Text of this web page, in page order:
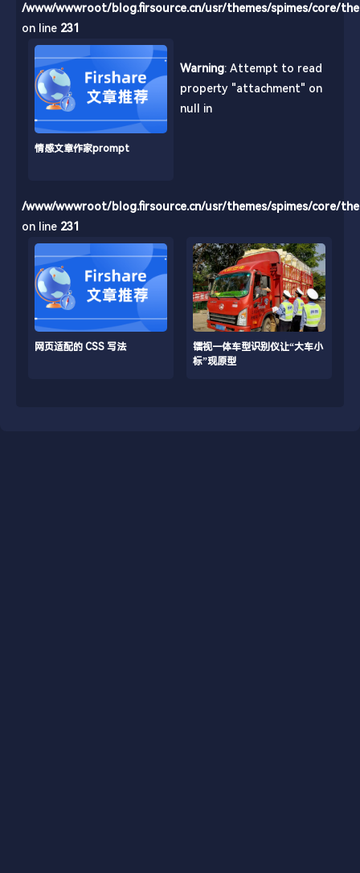
/www/wwwroot/blog.firsource.cn/usr/themes/spimes/core/
on line 231
情感文章作家prompt
Warning: Attempt to read
property "attachment" on
null in
/www/wwwroot/blog.firsource.cn/usr/themes/spimes/core/
on line 231
网页适配的 CSS 写法
镭视一体车型识别仪让“大车小
标”现原型